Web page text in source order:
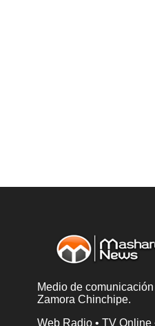
Medio de
Zamora Chinchipe.
Web Radio • TV Online